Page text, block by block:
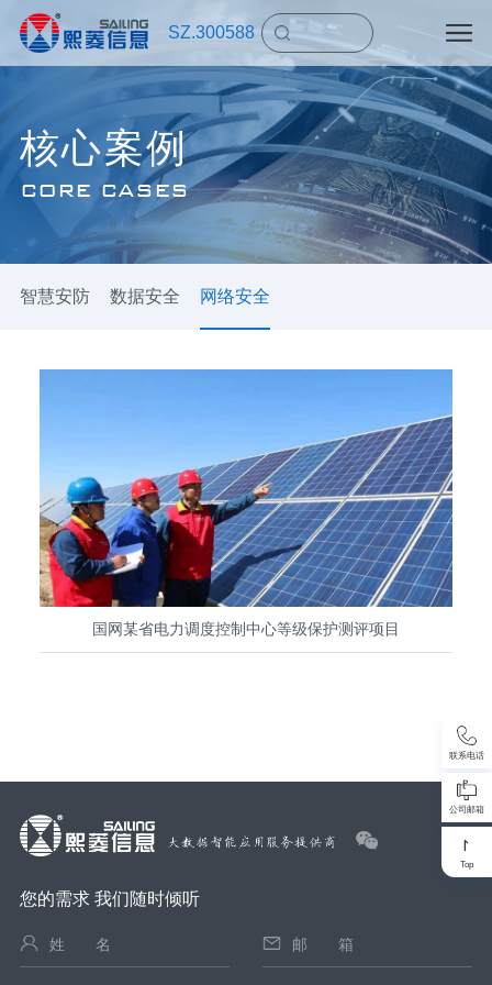
SZ.300588
核心案例
CORE CASES
智慧安防 数据安全 网络安全
护测评项目，此系统是国内为数不多的等级保护第四
级系统，是国家重点保护的关键信息基础设施，具有
非常高的技术保护要求。本项目测评内容包括智能电
网调度技术支持系统、实时监控与预警系统、调度计
划与安全校核、调度管理、变电站及换流站电力监控
系统。
国网某省电力调度控制中心等级保护测评项目
联系电话
公司邮箱
Top
您的需求 我们随时倾听